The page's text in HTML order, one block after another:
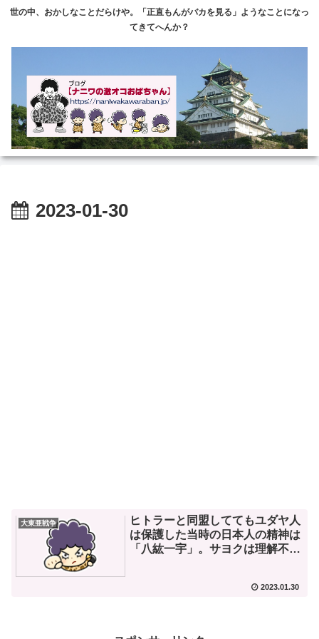
世の中、おかしなことだらけや。「正直もんがバカを見る」ようなことになっ
てきてへんか？
2023-01-30
大東亜戦争
ヒトラーと同盟しててもユダヤ人
は保護した当時の日本人の精神は
「八紘一宇」。サヨクは理解不
2023.01.30